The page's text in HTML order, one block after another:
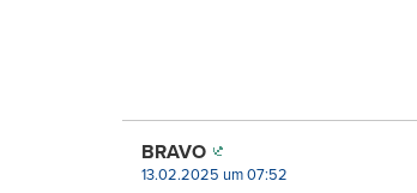
BRAVO
13.02.2025 um 07:52